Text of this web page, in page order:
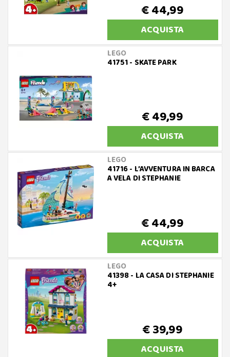
€ 44,99
ACQUISTA
LEGO
41751 - SKATE PARK
€ 49,99
ACQUISTA
LEGO
41716 - L’AVVENTURA IN BARCA
A VELA DI STEPHANIE
€ 44,99
ACQUISTA
LEGO
41398 - LA CASA DI STEPHANIE
4+
€ 39,99
ACQUISTA